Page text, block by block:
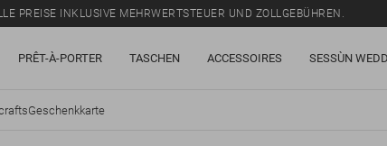
PREISE INKLUSIVE MEHRWERTSTEUER UND ZOLLGEBÜHREN.
PRÊT-À-PORTER TASCHEN ACCESSOIRES SESSÙN
Geschenkkarte